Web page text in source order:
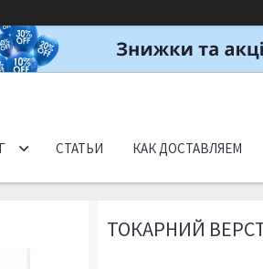
СТАТЬИ КАК ДОСТАВЛЯЕМ
ТОКАРНИЙ